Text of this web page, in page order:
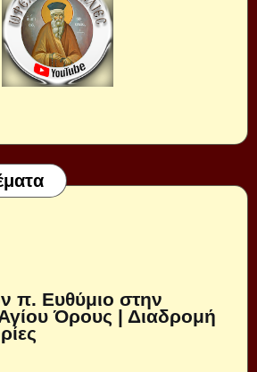
π. Ευθύμιο στην
Όρους | Διαδρομή